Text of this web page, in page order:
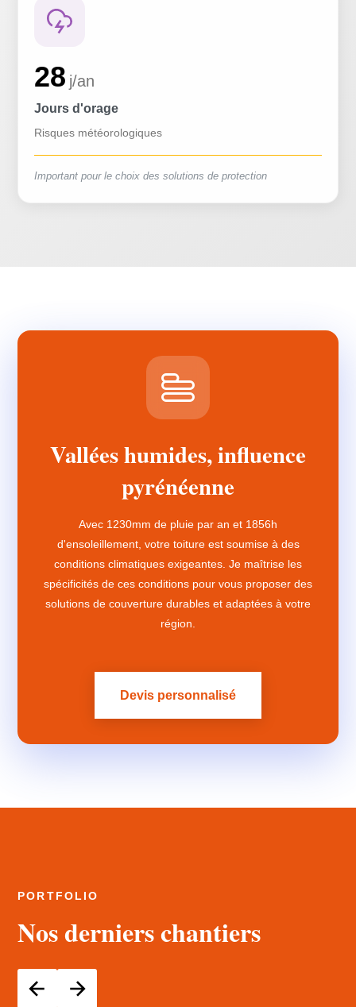
28 j/an
Jours d'orage
Risques météorologiques
Important pour le choix des solutions de protection
Vallées humides, influence
pyrénéenne
Avec 1230mm de pluie par an et 1856h
d'ensoleillement, votre toiture est soumise à des
conditions climatiques exigeantes. Je maîtrise les
spécificités de ces conditions pour vous proposer des
solutions de couverture durables et adaptées à votre
région.
Devis personnalisé
PORTFOLIO
Nos derniers chantiers